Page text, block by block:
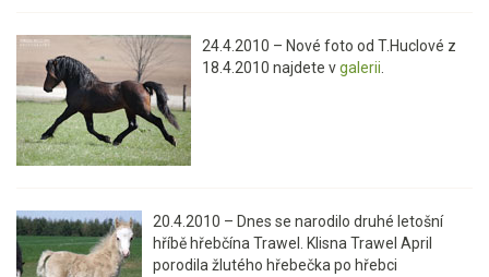
24.4.2010 – Nové foto od T.Huclové z
18.4.2010 najdete vgalerii
20.4.2010 – Dnes se narodilo druhé letošní
hříbě hřebčína Trawel. Klisna Trawel April
porodila žlutého hřebečka po hřebci